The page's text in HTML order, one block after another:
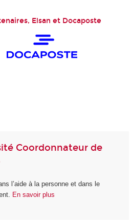
Elsan et Docaposte
Coordonnateur de
l’aide à la personne et dans le
En savoir plus